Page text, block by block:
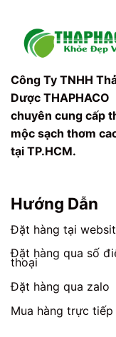
Công Ty TNHH
Dược THAPHACO
chuyên cung cấp
mộc sạch thơm
tại TP.HCM.
Hướng Dẫn
Đặt hàng tại
Đặt hàng qua số
thoại
Đặt hàng qua zalo
Mua hàng trực tiếp